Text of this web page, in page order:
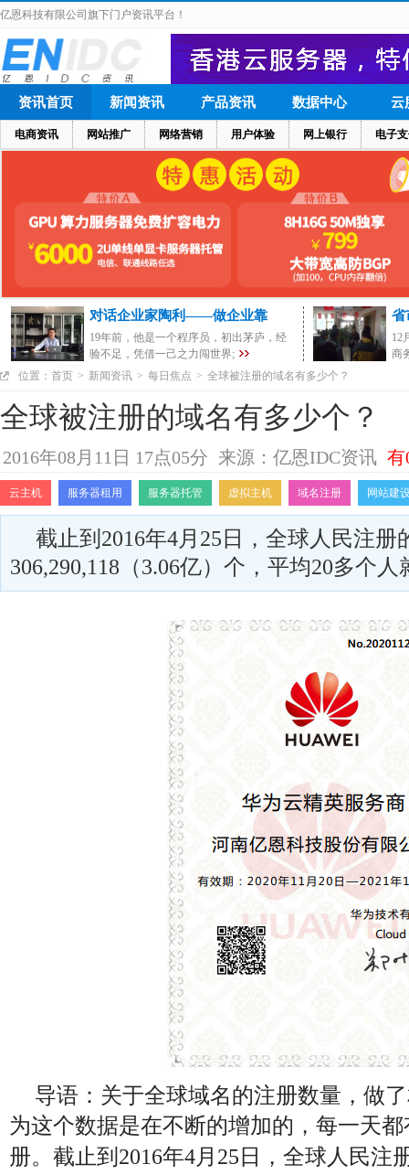
亿恩科技有限公司旗下门户资讯平台！
资讯首页
电商资讯 网站推广 网络营销 用户体验 网上银行 电子
新闻资讯 产品资讯 数据中心 云
对话企业家陶利——做企业靠
19年前，他是一个程序员，初出茅庐，经
验不足，凭借一己之力闯世界;
省
12
商
位置： 首页 > 新闻资讯 > 每日焦点 > 全球被注册的域名有多少个？
全球被注册的域名有多少个？
2016年08月11日 17点05分 来源：亿恩IDC资讯 有
云主机 服务器租用 服务器托管 虚拟主机 域名注册 网站建
截止到2016年4月25日，全球人民注册
306,290,118（3.06亿）个，平均20多个
导语：关于全球域名的注册数量，做
为这个数据是在不断的增加的，每一天
册。截止到2016年4月25日，全球人民注